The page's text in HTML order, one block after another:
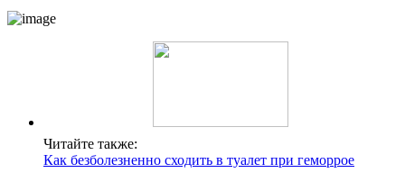
Читайте также:
Как безболезненно сходить в туалет при геморрое